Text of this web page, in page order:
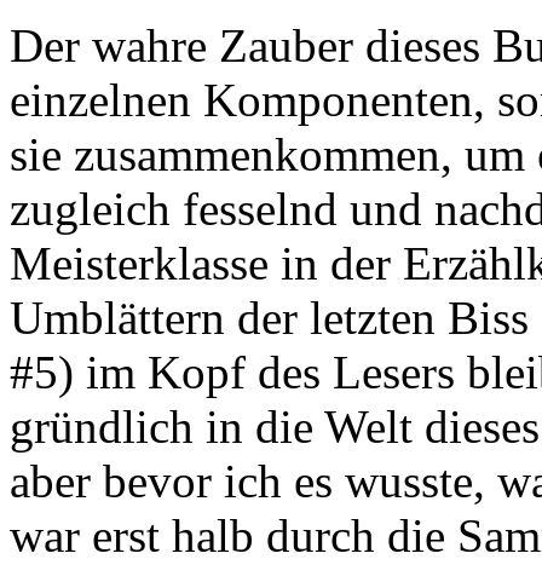
Der wahre Zauber dieses
einzelnen Komponenten,
sie zusammenkommen,
zugleich fesselnd und
Meisterklasse in der
Umblättern der letzten
#5) im Kopf des Lesers
gründlich in die Welt
aber bevor ich es wusste,
war erst halb durch die